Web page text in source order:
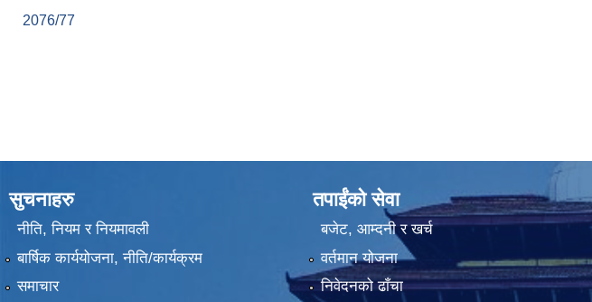
2076/77
सुचनाहरु
नीति, नियम र नियमावली
बार्षिक कार्ययोजना, नीति/कार्यक्रम
समाचार
तपाईंको सेवा
बजेट, आम्दनी र खर्च
वर्तमान योजना
निवेदनको ढाँचा